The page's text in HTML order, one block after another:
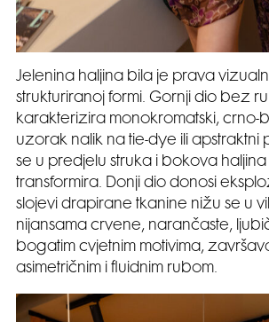
Jelenina haljina bila je prava
strukturiranoj formi. Gornji dio bez
karakterizira monokromatski, crno-
uzorak nalik na tie-dye ili apstraktni
se u predjelu struka i bokova
transformira. Donji dio donosi
slojevi drapirane tkanine nižu se u
nijansama crvene, narančaste,
bogatim cvjetnim motivima,
asimetričnim i fluidnim rubom.